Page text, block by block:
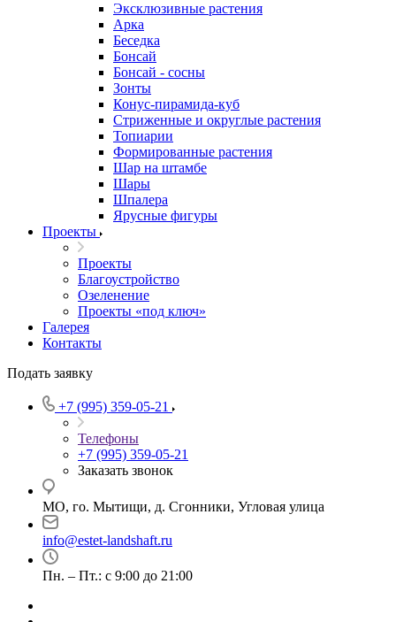
Эксклюзивные растения
Арка
Беседка
Бонсай
Бонсай - сосны
Зонты
Конус-пирамида-куб
Стриженные и округлые растения
Топиарии
Формированные растения
Шар на штамбе
Шары
Шпалера
Ярусные фигуры
Проекты
Проекты
Благоустройство
Озеленение
Проекты «под ключ»
Галерея
Контакты
Подать заявку
+7 (995) 359-05-21
Телефоны
+7 (995) 359-05-21
Заказать звонок
МО, го. Мытищи, д. Сгонники, Угловая улица
info@estet-landshaft.ru
Пн. – Пт.: с 9:00 до 21:00